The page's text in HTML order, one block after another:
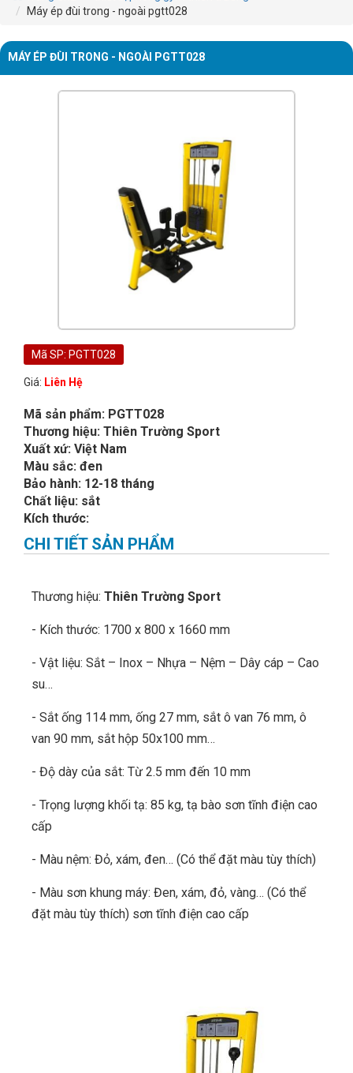
Máy ép đùi trong - ngoài pgtt028
MÁY ÉP ĐÙI TRONG - NGOÀI PGTT028
Mã SP: PGTT028
Giá: Liên Hệ
Mã sản phẩm: PGTT028
Thương hiệu: Thiên Trường Sport
Xuất xứ: Việt Nam
Màu sắc: đen
Bảo hành: 12-18 tháng
Chất liệu: sắt
Kích thước:
CHI TIẾT SẢN PHẨM
Thương hiệu: Thiên Trường Sport
- Kích thước: 1700 x 800 x 1660 mm
- Vật liệu: Sắt – Inox – Nhựa – Nệm – Dây cáp – Cao
su…
- Sắt ống 114 mm, ống 27 mm, sắt ô van 76 mm, ô
van 90 mm, sắt hộp 50x100 mm…
- Độ dày của sắt: Từ 2.5 mm đến 10 mm
- Trọng lượng khối tạ: 85 kg, tạ bào sơn tĩnh điện cao
cấp
- Màu nệm: Đỏ, xám, đen… (Có thể đặt màu tùy thích)
- Màu sơn khung máy: Đen, xám, đỏ, vàng… (Có thể
đặt màu tùy thích) sơn tĩnh điện cao cấp